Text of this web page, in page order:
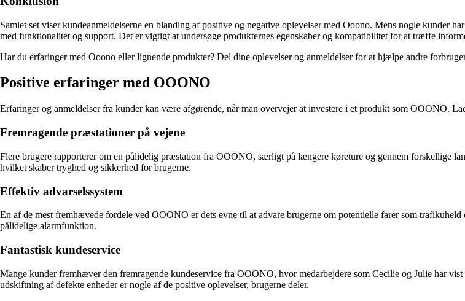
Samlet set viser kundeanmeldelserne en blanding af positive og negative oplevelser med Ooono. Mens nogle kunder
med funktionalitet og support. Det er vigtigt at undersøge produkternes egenskaber og kompatibilitet for at træffe
Har du erfaringer med Ooono eller lignende produkter? Del dine oplevelser og anmeldelser for at hjælpe andre
Positive erfaringer med OOONO
Erfaringer og anmeldelser fra kunder kan være afgørende, når man overvejer at investere i et produkt som OOONO.
Fremragende præstationer på vejene
Flere brugere rapporterer om en pålidelig præstation fra OOONO, særligt på længere køreture og gennem forskellige
hvilket skaber tryghed og sikkerhed for brugerne.
Effektiv advarselssystem
En af de mest fremhævede fordele ved OOONO er dets evne til at advare brugerne om potentielle farer som
pålidelige alarmfunktion.
Fantastisk kundeservice
Mange kunder fremhæver den fremragende kundeservice fra OOONO, hvor medarbejdere som Cecilie og Julie har
udskiftning af defekte enheder er nogle af de positive oplevelser, brugerne deler.